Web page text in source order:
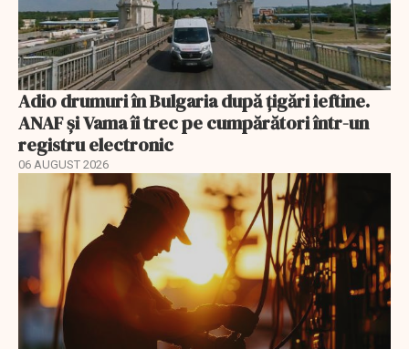
Adio drumuri în Bulgaria după țigări ieftine.
ANAF și Vama îi trec pe cumpărători într-un
registru electronic
06 AUGUST 2026